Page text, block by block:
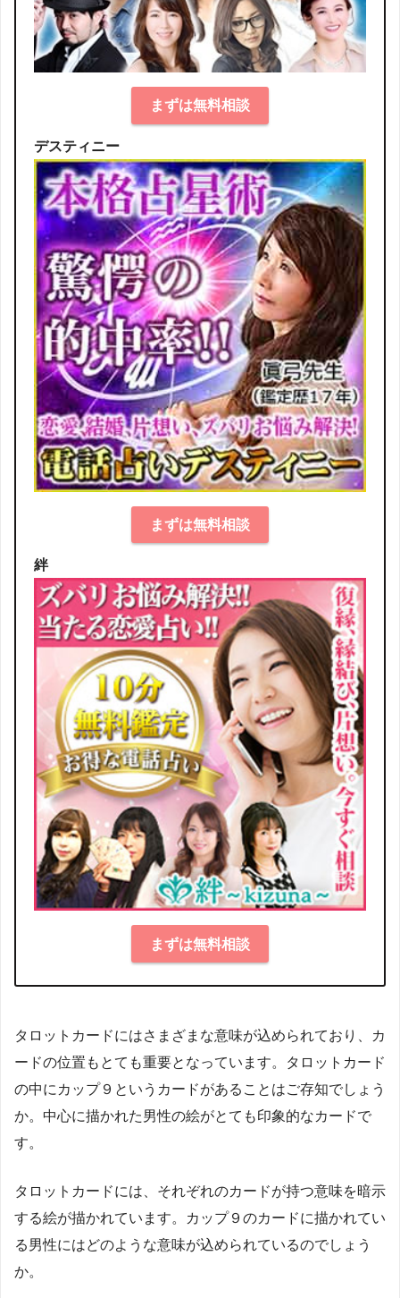
まずは無料相談
デスティニー
まずは無料相談
絆
まずは無料相談
タロットカードにはさまざまな意味が込められており、カ
ードの位置もとても重要となっています。タロットカード
の中にカップ９というカードがあることはご存知でしょう
か。中心に描かれた男性の絵がとても印象的なカードで
す。
タロットカードには、それぞれのカードが持つ意味を暗示
する絵が描かれています。カップ９のカードに描かれてい
る男性にはどのような意味が込められているのでしょう
か。